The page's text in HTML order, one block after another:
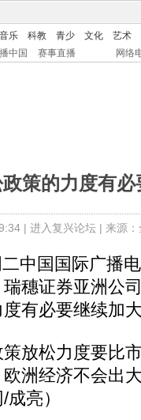
音乐 科教 青少 文化
艺术
中国 赛事直播 网络
策的力度有必
| 进入复兴论坛| 来源
国国际广播电
瑞穗证券亚洲公
有必要继续加
松力度要比
洲经济不会出
亮）